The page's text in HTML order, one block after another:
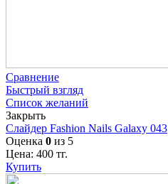
Сравнение
Быстрый взгляд
Список желаний
Закрыть
Слайдер Fashion Nails Galaxy 043
Оценка 0 из 5
Цена: 400 тг.
Купить